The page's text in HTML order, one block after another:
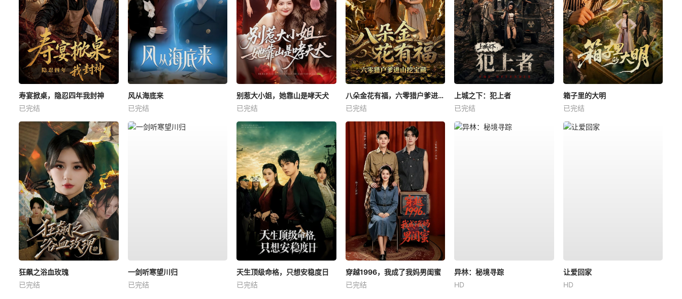
寿宴掀桌，隐忍四年我封神
已完结
风从海底来
已完结
别惹大小姐，她靠山是哮天犬
已完结
八朵金花有福，六零猎户爹进山挖宝藏
已完结
上城之下：犯上者
已完结
箱子里的大明
已完结
狂飙之浴血玫瑰
已完结
一剑听寒望川归
已完结
天生顶级命格，只想安稳度日
已完结
穿越1996，我成了我妈男闺蜜
已完结
异林：秘境寻踪
HD
让爱回家
HD